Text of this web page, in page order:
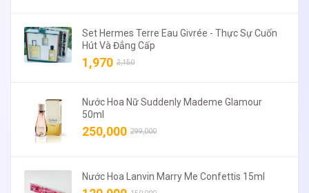
Set Hermes Terre Eau Givrée - Thực Sự Cuốn
Hút Và Đẳng Cấp
1,970 2,150
Nước Hoa Nữ Suddenly Mademe Glamour
50ml
250,000 299,000
Nước Hoa Lanvin Marry Me Confettis 15ml